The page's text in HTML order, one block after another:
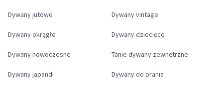
Dywany jutowe Dywany vintage
Dywany okrągłe Dywany dziecięce
Dywany nowoczesne Tanie dywany zewnętrzne
Dywany japandi Dywany do prania